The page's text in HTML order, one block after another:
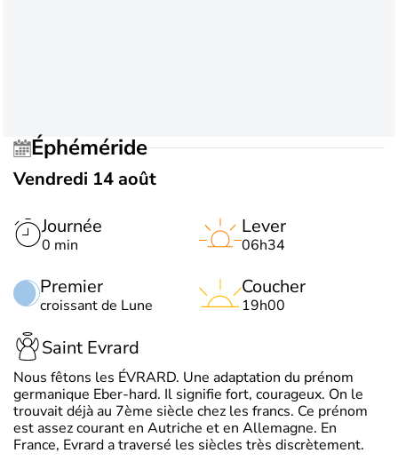
Éphéméride
Vendredi 14 août
Journée
0 min
Premier
croissant de Lune
Lever
06h34
Coucher
19h00
Saint Evrard
Nous fêtons les ÉVRARD. Une adaptation du prénom
germanique Eber-hard. Il signifie fort, courageux. On le
trouvait déjà au 7ème siècle chez les francs. Ce prénom
est assez courant en Autriche et en Allemagne. En
France, Evrard a traversé les siècles très discrètement.